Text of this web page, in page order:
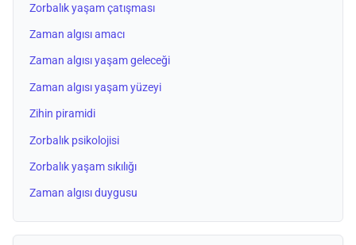
Zorbalık yaşam çatışması
Zaman algısı amacı
Zaman algısı yaşam geleceği
Zaman algısı yaşam yüzeyi
Zihin piramidi
Zorbalık psikolojisi
Zorbalık yaşam sıkılığı
Zaman algısı duygusu